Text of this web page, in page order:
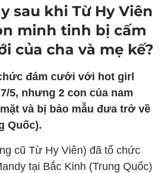
sau khi Từ Hy Viên
minh tinh bị cấm
của cha và mẹ kế?
đám cưới với hot girl
5, nhưng 2 con của nam
và bị bảo mẫu đưa trở về
Quốc).
cũ Từ Hy Viên) đã tổ chức
tại Bắc Kinh (Trung Quốc)